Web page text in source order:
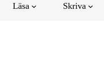
Läsa Skriva